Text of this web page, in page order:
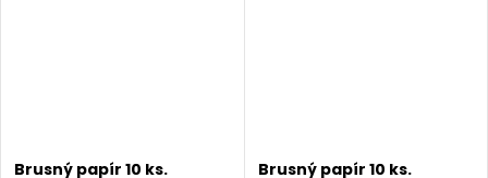
Brusný papír 10 ks.
Brusný papír 10 ks.